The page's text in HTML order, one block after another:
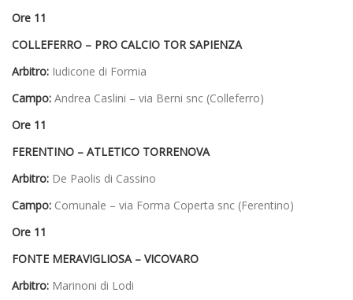
Ore 11
COLLEFERRO – PRO CALCIO TOR SAPIENZA
Arbitro: Iudicone di Formia
Campo: Andrea Caslini – via Berni snc (Colleferro)
Ore 11
FERENTINO – ATLETICO TORRENOVA
Arbitro: De Paolis di Cassino
Campo: Comunale – via Forma Coperta snc (Ferentino)
Ore 11
FONTE MERAVIGLIOSA – VICOVARO
Arbitro: Marinoni di Lodi